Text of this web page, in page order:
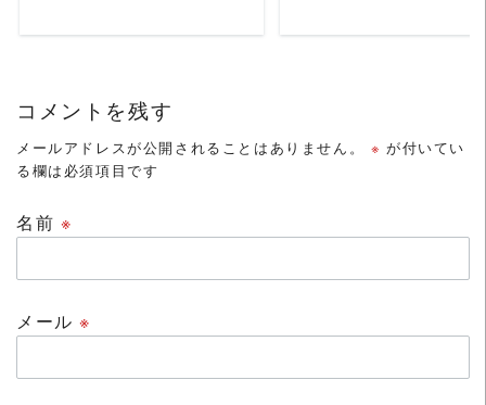
コメントを残す
メールアドレスが公開されることはありません。 ※ が付いてい
る欄は必須項目です
名前 ※
メール※